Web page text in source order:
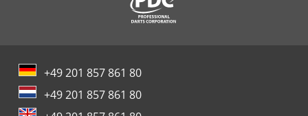
+49 201 857 861 80
+49 201 857 861 80